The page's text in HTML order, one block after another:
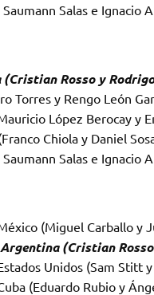
Salas e Ignacio
(Cristian Rosso y
Torres y Rengo León
López Berocay y
Chiola y Daniel
Salas e Ignacio
(Miguel Carballo y
(Cristian
Unidos (Sam Stitt
(Eduardo Rubio y